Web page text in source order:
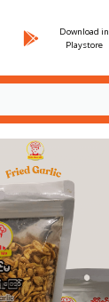
Download in
Playstore